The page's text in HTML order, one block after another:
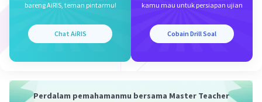
bareng AiRIS, teman pintarmu!
Chat AiRIS
kamu mau untuk persiapan ujian
Cobain Drill Soal
Perdalam pemahamanmu bersama Master Teacher